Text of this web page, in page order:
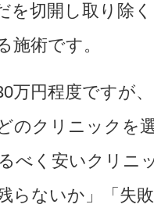
を切開し取り除
施術です。
万円程度ですが
のクリニックを
べく安いクリニ
らないか」「失